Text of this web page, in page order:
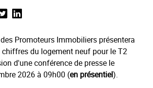
TwitterLinkedin
Promoteurs Immobiliers présentera
chiffres du logement neuf pour le T2
d'une conférence de presse le
2026 à 09h00 (en présentiel).